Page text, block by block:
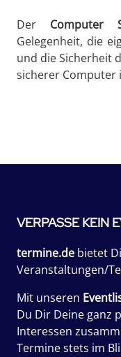
Der Computer
Gelegenheit, die
und die Sicherheit
sicherer Computer
VERPASSE KEIN
termine.de bietet
Veranstaltungen/
Mit unseren
Du Dir Deine ganz
Interessen
Termine stets im